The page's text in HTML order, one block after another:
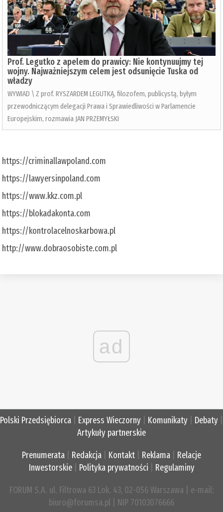
Prof. Legutko z apelem do prawicy: Nie kontynuujmy tej
wojny. Najważniejszym celem jest odsunięcie Tuska od
władzy
WYWIAD \ Z prof. RYSZARDEM LEGUTKĄ, filozofem, publicystą, byłym
przewodniczącym delegacji Prawa i Sprawiedliwości w Parlamencie
Europejskim, rozmawia JAN PRZEMYŁSKI
https://criminallawpoland.com
https://lawyersinpoland.com
https://www.kkz.com.pl
https://blokadakonta.com
https://kontrolacelnoskarbowa.pl
http://www.dobraosobiste.com.pl
ad
Polski Przedsiębiorca Express Wieczorny Komunikaty Debaty
Artykuły partnerskie
Prenumerata Redakcja Kontakt Reklama
Relacje
Inwestorskie| Polityka prywatności Regulaminy
FORUM S.A. ul. Filtrowa 63 Lok. 43, 02-056 Warszawa | e-mail:
biuro@forumsa.pl | NIP 70103076666